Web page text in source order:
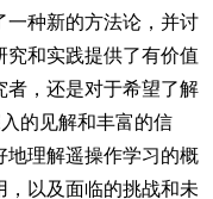
一种新的方法论，并讨
和实践提供了有价值
者，还是对于希望了解
的见解和丰富的信
地理解遥操作学习的概
以及面临的挑战和未